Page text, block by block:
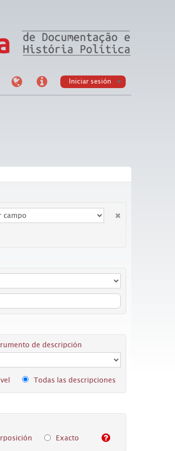
Iniciar sesión
de descripción
Todas las descripciones
Exacto